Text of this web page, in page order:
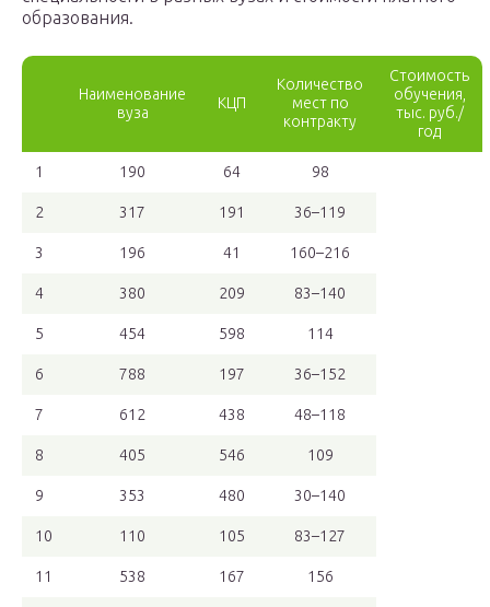
образования.
Наименование
вуза
КЦП
Количество
мест по
контракту
Стоимость
обучения,
тыс. руб./
год
1 190 64 98
2 317 191 36–119
3 196 41 160–216
4 380 209 83–140
5 454 598 114
6 788 197 36–152
7 612 438 48–118
8 405 546 109
9 353 480 30–140
10 110 105 83–127
11 538 167 156